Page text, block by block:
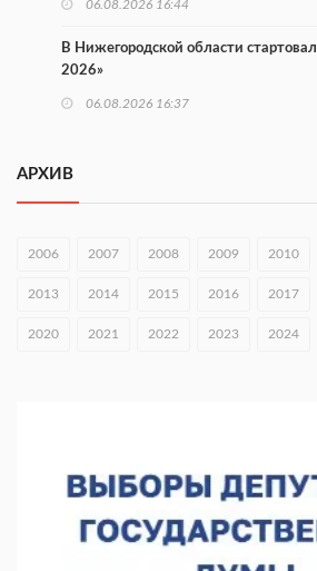
06.08.2026 16:44
В Нижегородской области
2026»
06.08.2026 16:37
раза
06.08.2026 15:26
Видели ночь, бежали всю ночь... На
набережной прошел необычный
АРХИВ
2006 2007 2008 2009 2010
2013 2014 2015 2016 2017
2020 2021 2022 2023 2024